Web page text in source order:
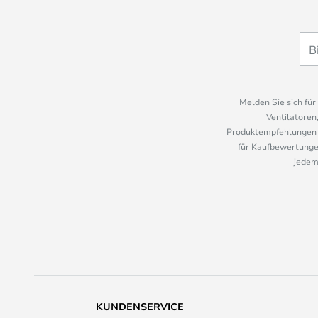
Melden Sie sich
für
KUNDENSERVICE